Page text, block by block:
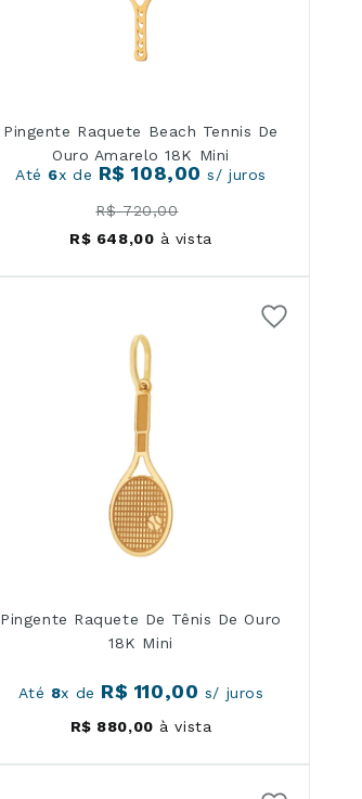
Pingente Raquete Beach Tennis De
Ouro Amarelo 18K Mini
Até 6x de R$ 108,00 s/ juros
R$ 720,00
R$ 648,00 à vista
Pingente Raquete De Tênis De Ouro
18K Mini
Até 8x de R$ 110,00 s/ juros
R$ 880,00 à vista